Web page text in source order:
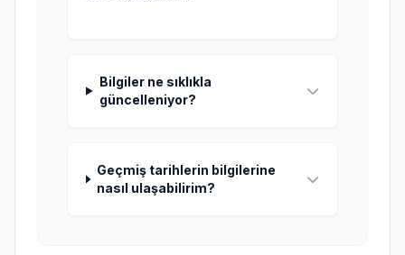
Bilgiler ne sıklıkla
güncelleniyor?
Geçmiş tarihlerin bilgilerine
nasıl ulaşabilirim?